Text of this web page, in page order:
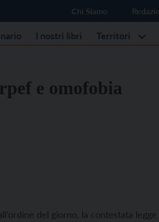
Chi Siamo
I nostri libri Territori
e omofobia
del giorno, la contestata legge